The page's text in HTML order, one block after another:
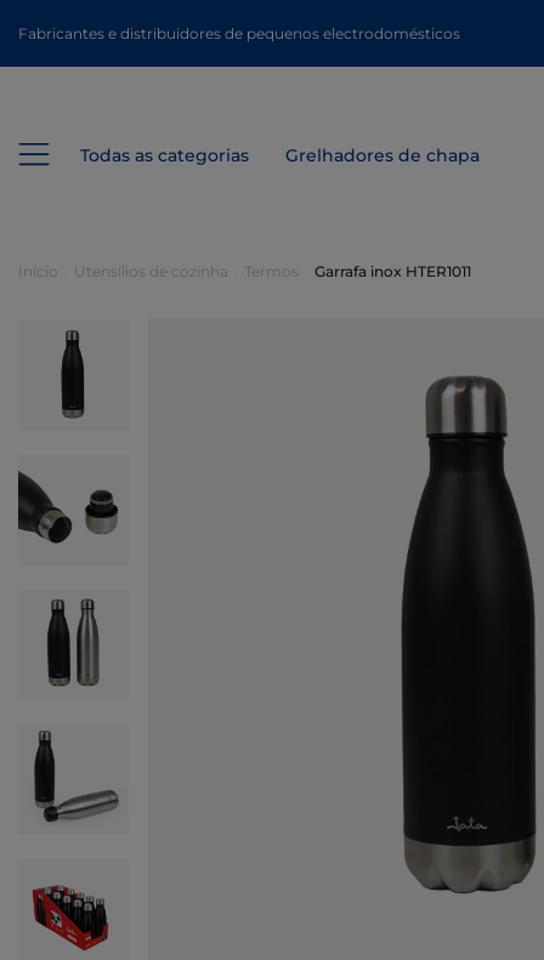
Fabricantes e distribuidores de pequenos electrodomésticos
Todas as categorias Grelhadores de chapa
Início Utensílios de cozinha Termos Garrafa inox HTER1011